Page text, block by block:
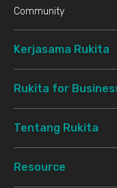
Community
Kerjasama Rukita
Rukita for
Tentang Rukita
Resource